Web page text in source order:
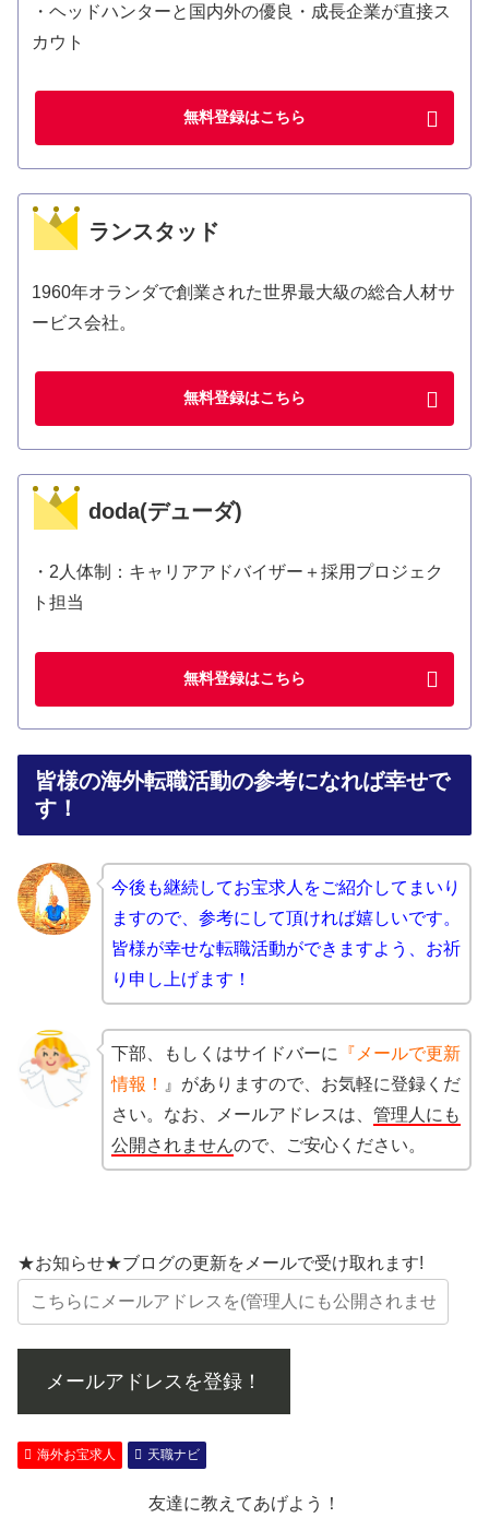
・ヘッドハンターと国内外の優良・成長企業が直接ス
カウト
無料登録はこちら
ランスタッド
1960年オランダで創業された世界最大級の総合人材サ
ービス会社。
無料登録はこちら
doda(デューダ)
・2人体制：キャリアアドバイザー＋採用プロジェク
ト担当
無料登録はこちら
皆様の海外転職活動の参考になれば幸せで
す！
今後も継続してお宝求人をご紹介してまいり
ますので、 参考にして頂ければ嬉しいです。
皆様が幸せな転職活動ができますよう、お祈
り申し上げます！
下部、もしくはサイドバーに 『メールで更新
情報！
』がありますので、お気軽に登録くだ
さい。なお、メールアドレスは、 管理人にも
公開されませんので、ご安心ください。
★お知らせ★ブログの更新をメールで受け取れます!
メールアドレスを登録！
海外お宝求人 天職ナビ
友達に教えてあげよう！